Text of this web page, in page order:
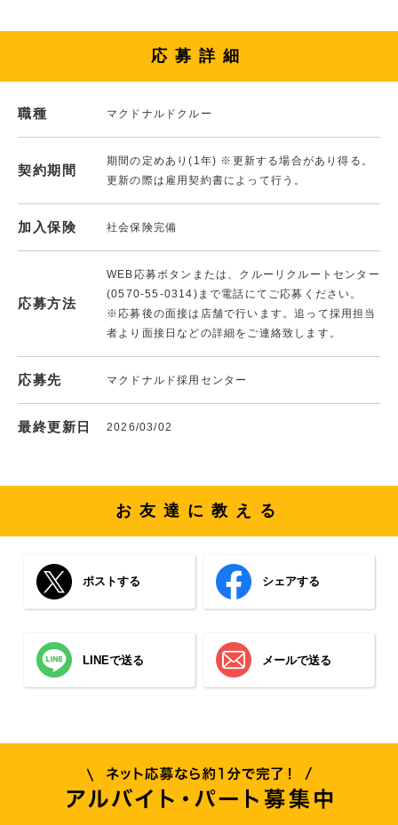
応募詳細
職種 マクドナルドクルー
契約期間
期間の定めあり(1年) ※更新する場合があり得る。
更新の際は雇用契約書によって行う。
加入保険 社会保険完備
応募方法
WEB応募ボタンまたは、クルーリクルートセンター
(0570-55-0314)まで電話にてご応募ください。
※応募後の面接は店舗で行います。追って採用担当
者より面接日などの詳細をご連絡致します。
応募先 マクドナルド採用センター
最終更新日 2026/03/02
お友達に教える
ポストする シェアする
LINEで送る メールで送る